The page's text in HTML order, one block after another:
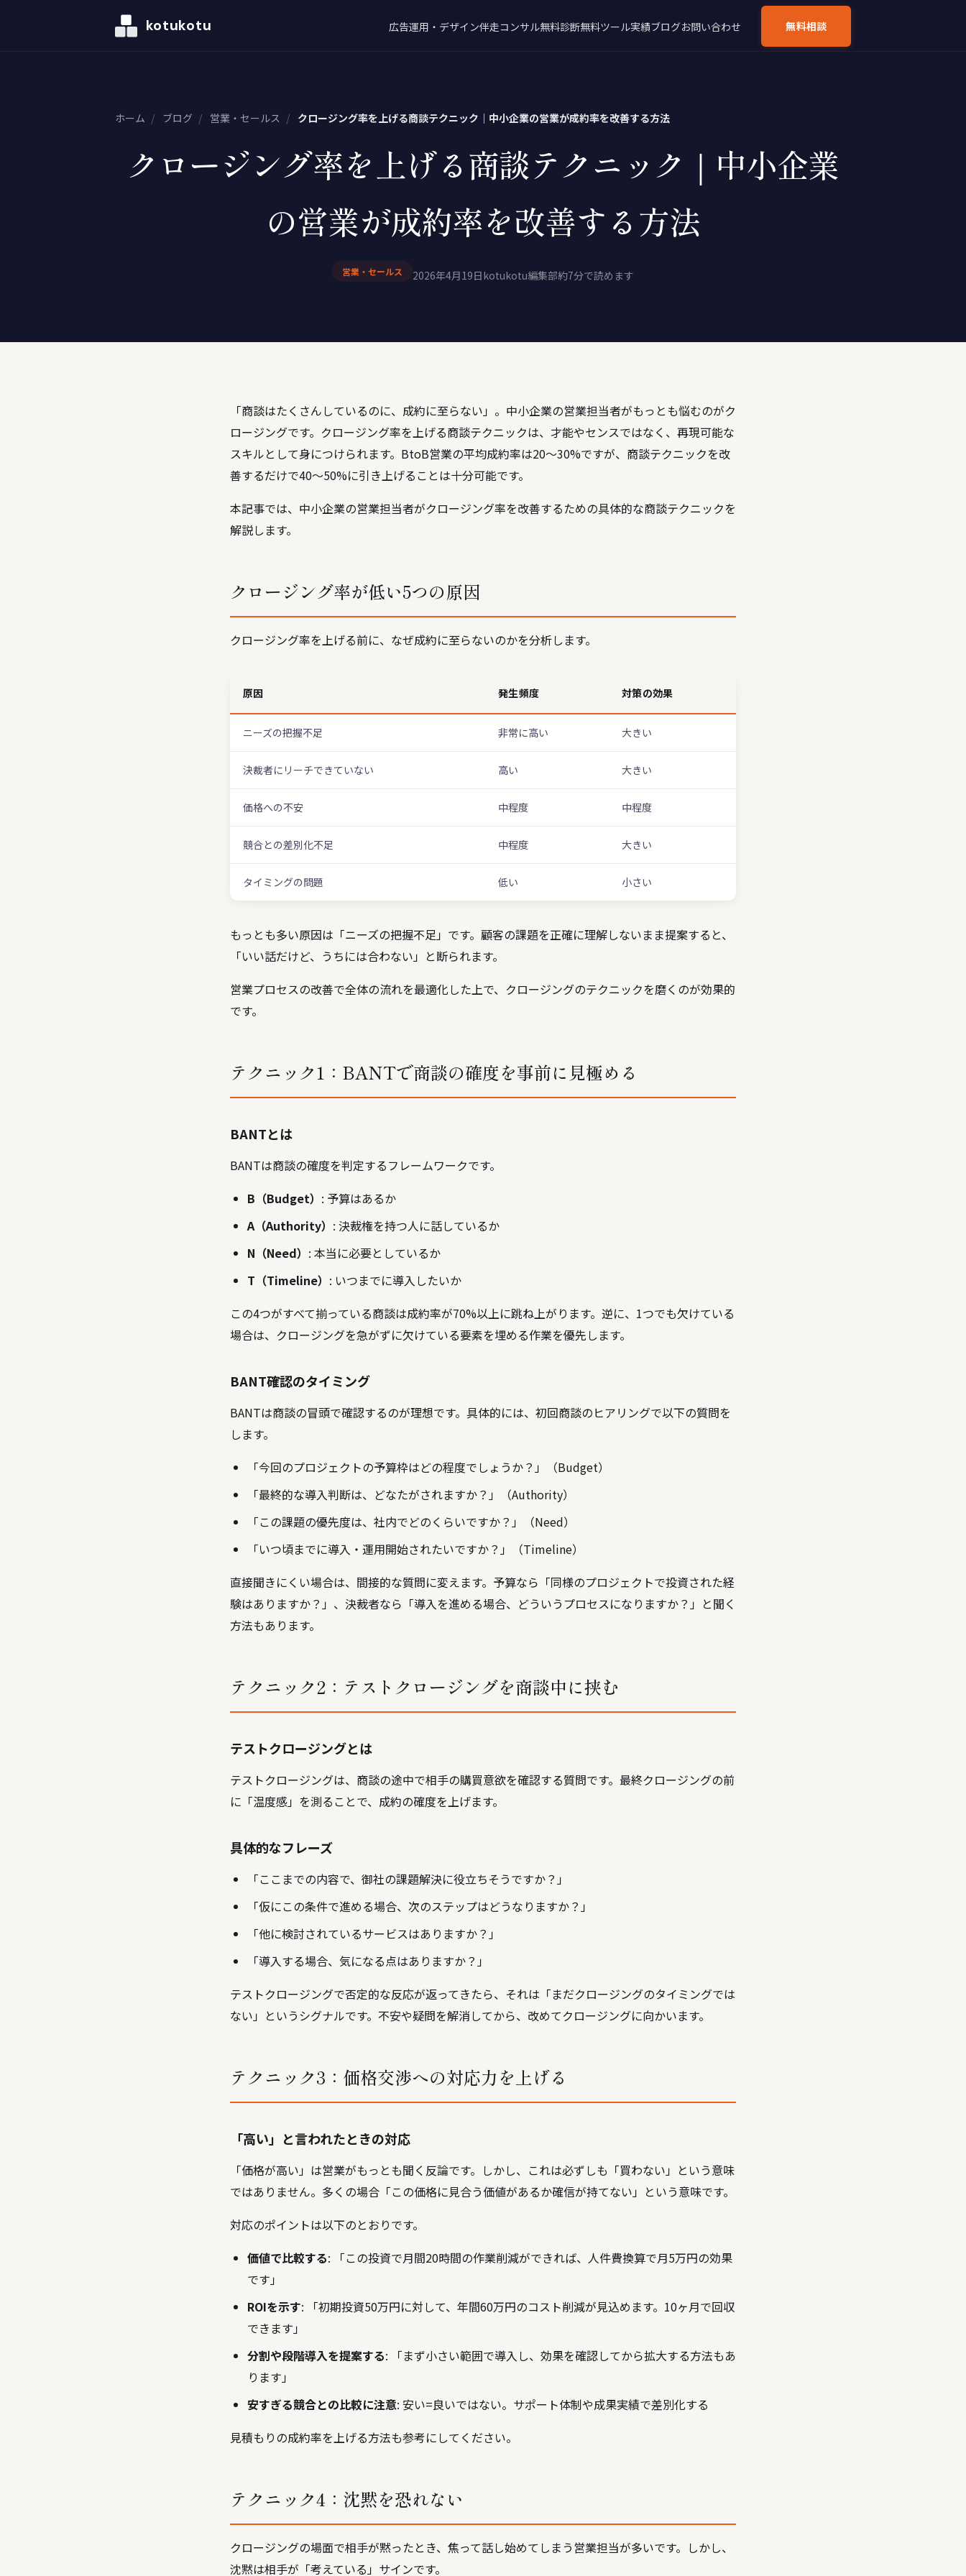
kotukotu 広告運用・デザイン伴走コンサル無料診断無料ツール実績ブログお問い合わせ 無料相談
ホーム / ブログ / 営業・セールス / クロージング率を上げる商談テクニック｜中小企業の営業が成約率を改善する方法
クロージング率を上げる商談テクニック｜中小企業
の営業が成約率を改善する方法
営業・セールス 2026年4月19日kotukotu編集部約7分で読めます
「商談はたくさんしているのに、成約に至らない」。中小企業の営業担当者がもっとも悩むのがク
ロージングです。クロージング率を上げる商談テクニックは、才能やセンスではなく、再現可能な
スキルとして身につけられます。BtoB営業の平均成約率は20〜30%ですが、商談テクニックを改
善するだけで40〜50%に引き上げることは十分可能です。
本記事では、中小企業の営業担当者がクロージング率を改善するための具体的な商談テクニックを
解説します。
クロージング率が低い5つの原因
クロージング率を上げる前に、なぜ成約に至らないのかを分析します。
原因 発生頻度 対策の効果
ニーズの把握不足 非常に高い 大きい
決裁者にリーチできていない 高い 大きい
価格への不安 中程度 中程度
競合との差別化不足 中程度 大きい
タイミングの問題 低い 小さい
もっとも多い原因は「ニーズの把握不足」です。顧客の課題を正確に理解しないまま提案すると、
「いい話だけど、うちには合わない」と断られます。
営業プロセスの改善で全体の流れを最適化した上で、クロージングのテクニックを磨くのが効果的
です。
テクニック1：BANTで商談の確度を事前に見極める
BANTとは
BANTは商談の確度を判定するフレームワークです。
B（Budget） : 予算はあるか
A（Authority） : 決裁権を持つ人に話しているか
N（Need） : 本当に必要としているか
T（Timeline） : いつまでに導入したいか
この4つがすべて揃っている商談は成約率が70%以上に跳ね上がります。逆に、1つでも欠けている
場合は、クロージングを急がずに欠けている要素を埋める作業を優先します。
BANT確認のタイミング
BANTは商談の冒頭で確認するのが理想です。具体的には、初回商談のヒアリングで以下の質問を
します。
「今回のプロジェクトの予算枠はどの程度でしょうか？」（Budget）
「最終的な導入判断は、どなたがされますか？」（Authority）
「この課題の優先度は、社内でどのくらいですか？」（Need）
「いつ頃までに導入・運用開始されたいですか？」（Timeline）
直接聞きにくい場合は、間接的な質問に変えます。予算なら「同様のプロジェクトで投資された経
験はありますか？」、決裁者なら「導入を進める場合、どういうプロセスになりますか？」と聞く
方法もあります。
テクニック2：テストクロージングを商談中に挟む
テストクロージングとは
テストクロージングは、商談の途中で相手の購買意欲を確認する質問です。最終クロージングの前
に「温度感」を測ることで、成約の確度を上げます。
具体的なフレーズ
「ここまでの内容で、御社の課題解決に役立ちそうですか？」
「仮にこの条件で進める場合、次のステップはどうなりますか？」
「他に検討されているサービスはありますか？」
「導入する場合、気になる点はありますか？」
テストクロージングで否定的な反応が返ってきたら、それは「まだクロージングのタイミングでは
ない」というシグナルです。不安や疑問を解消してから、改めてクロージングに向かいます。
テクニック3：価格交渉への対応力を上げる
「高い」と言われたときの対応
「価格が高い」は営業がもっとも聞く反論です。しかし、これは必ずしも「買わない」という意味
ではありません。多くの場合「この価格に見合う価値があるか確信が持てない」という意味です。
対応のポイントは以下のとおりです。
価値で比較する: 「この投資で月間20時間の作業削減ができれば、人件費換算で月5万円の効果
です」
ROIを示す: 「初期投資50万円に対して、年間60万円のコスト削減が見込めます。10ヶ月で回収
できます」
分割や段階導入を提案する: 「まず小さい範囲で導入し、効果を確認してから拡大する方法もあ
ります」
安すぎる競合との比較に注意: 安い=良いではない。サポート体制や成果実績で差別化する
見積もりの成約率を上げる方法も参考にしてください。
テクニック4：沈黙を恐れない
クロージングの場面で相手が黙ったとき、焦って話し始めてしまう営業担当が多いです。しかし、
沈黙は相手が「考えている」サインです。